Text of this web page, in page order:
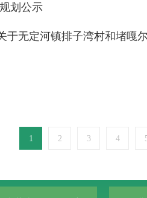
划公示
于无定河镇排子湾村和堵嘎
1 2 3 4